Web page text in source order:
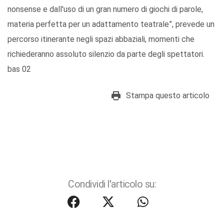
nonsense e dall'uso di un gran numero di giochi di parole,
materia perfetta per un adattamento teatrale”, prevede un
percorso itinerante negli spazi abbaziali, momenti che
richiederanno assoluto silenzio da parte degli spettatori.
bas 02
Stampa questo articolo
Condividi l'articolo su: